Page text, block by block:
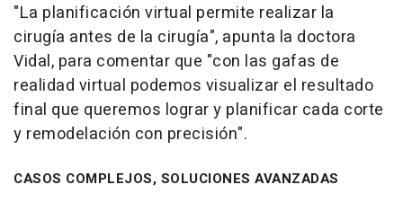
"La planificación virtual permite realizar la
cirugía antes de la cirugía", apunta la doctora
Vidal, para comentar que "con las gafas de
realidad virtual podemos visualizar el resultado
final que queremos lograr y planificar cada corte
y remodelación con precisión".
CASOS COMPLEJOS, SOLUCIONES AVANZADAS